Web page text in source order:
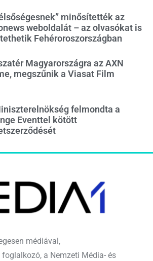
minősítették az
weboldalát – az olvasókat is
Fehéroroszországban
Magyarországra az AXN
megszűnik a Viasat Film
felmondta a
Eventtel kötött
médiával,
a Nemzeti Média- és